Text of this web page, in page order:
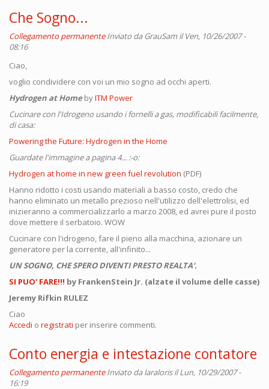
Che Sogno...
Collegamento permanente Inviato daGrauSamil Ven, 10/26/2007 -
08:16
Ciao,
voglio condividere con voi un mio sogno ad occhi aperti.
Hydrogen at HomebyITM Power
Cucinare con l'Idrogeno usando i fornelli a gas, modificabili facilmente,
di casa:
Powering the Future: Hydrogen in the Home
Guardate l'immagine a pagina 4... :-o:
Hydrogen at home in new green fuel revolution (PDF)
Hanno ridotto i costi usando materiali a basso costo, credo che
hanno eliminato un metallo prezioso nell'utilizzo dell'elettrolisi, ed
inizieranno a commercializzarlo a marzo 2008, ed avrei pure il posto
dove mettere il serbatoio. WOW
Cucinare con l'idrogeno, fare il pieno alla macchina, azionare un
generatore per la corrente, all'infinito...
UN SOGNO, CHE SPERO DIVENTI PRESTO REALTA'.
SI PUO' FARE!!! by FrankenStein Jr. (alzate il volume delle casse)
Jeremy Rifkin RULEZ
Ciao
Accedi o registrati per inserire commenti.
Conto energia e intestazione contatore
Collegamento permanente Inviato dalaralorisil Lun, 10/29/2007 -
16:19